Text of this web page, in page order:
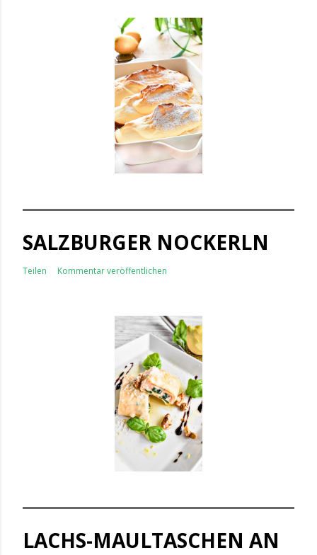
SALZBURGER NOCKERLN
Teilen Kommentar veröffentlichen
LACHS-MAULTASCHEN AN